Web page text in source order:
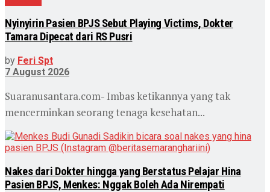
Nyinyirin Pasien BPJS Sebut Playing Victims, Dokter
Tamara Dipecat dari RS Pusri
by Feri Spt
7 August 2026
Suaranusantara.com- Imbas ketikannya yang tak
mencerminkan seorang tenaga kesehatan...
Nakes dari Dokter hingga yang Berstatus Pelajar Hina
Pasien BPJS, Menkes: Nggak Boleh Ada Nirempati